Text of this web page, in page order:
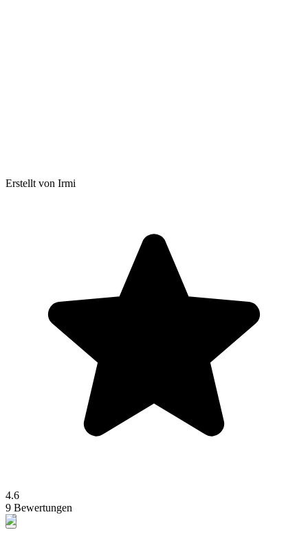
Erstellt von Irmi
4.6
9 Bewertungen